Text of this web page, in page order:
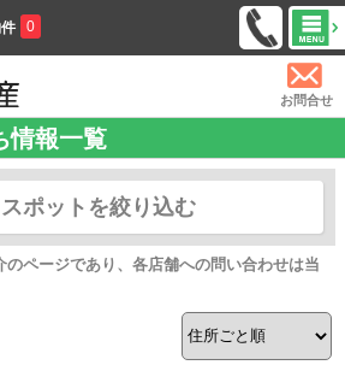
0
お問合せ
情報一覧
スポットを絞り込む
ページであり、各店舗への問い合わせは当